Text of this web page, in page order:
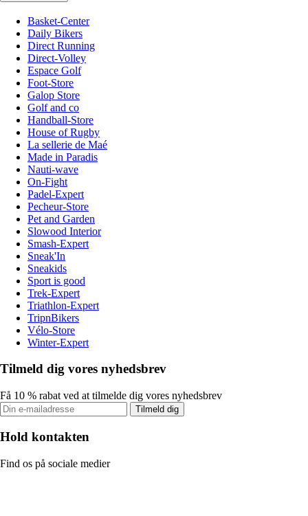
Basket-Center
Daily Bikers
Direct Running
Direct-Volley
Espace Golf
Foot-Store
Galop Store
Golf and co
Handball-Store
House of Rugby
La sellerie de Maé
Made in Paradis
Nauti-wave
On-Fight
Padel-Expert
Pecheur-Store
Pet and Garden
Slowood Interior
Smash-Expert
Sneak'In
Sneakids
Sport is good
Trek-Expert
Triathlon-Expert
TripnBikers
Vélo-Store
Winter-Expert
Tilmeld dig vores nyhedsbrev
Få 10 % rabat ved at tilmelde dig vores nyhedsbrev
Tilmeld dig
Hold kontakten
Find os på sociale medier